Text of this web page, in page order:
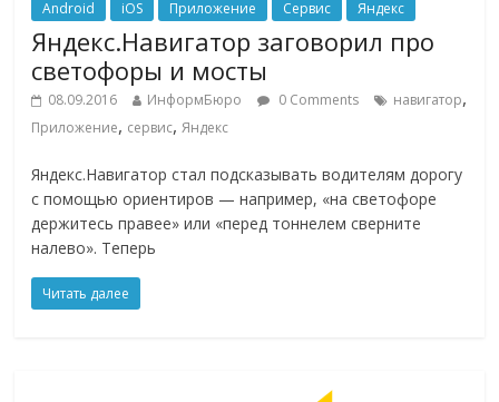
Android iOS Приложение Сервис Яндекс
Яндекс.Навигатор заговорил про
светофоры и мосты
08.09.2016 ИнформБюро 0 Comments навигатор,
Приложение, сервис,Яндекс
Яндекс.Навигатор стал подсказывать водителям дорогу
с помощью ориентиров — например, «на светофоре
держитесь правее» или «перед тоннелем сверните
налево». Теперь
Читать далее